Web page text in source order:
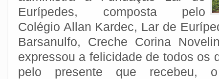
Eurípedes, composta pelo
Colégio Allan Kardec, Lar de
Barsanulfo, Creche Corina
expressou a felicidade de todos os
pelo presente que recebeu,